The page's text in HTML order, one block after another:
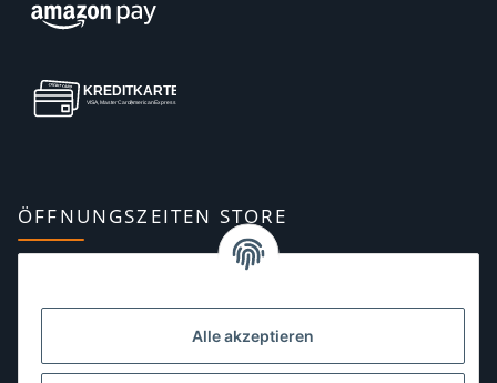
Alle akzeptieren
ÖFFNUNGSZEITEN STORE
10:00–13:00, 14:00–18:00 Uhr
Dienstag:10:00–13:00, 14:00–16:00 Uhr